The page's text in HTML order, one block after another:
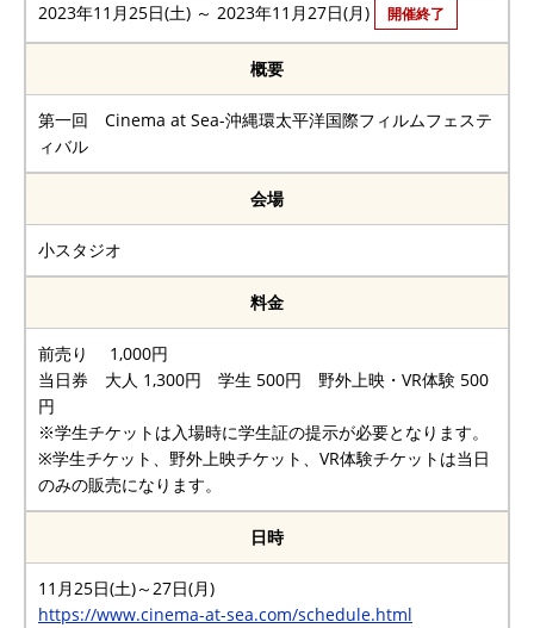
2023年11月25日(土) ～ 2023年11月27日(月) 開催終了
概要
第一回 Cinema at Sea-沖縄環太平洋国際フィルムフェステ
ィバル
会場
小スタジオ
料金
前売り 1,000円
当日券 大人 1,300円 学生 500円 野外上映・VR体験 500
円
※学生チケットは入場時に学生証の提示が必要となります。
※学生チケット、野外上映チケット、VR体験チケットは当日
のみの販売になります。
日時
11月25日(土)～27日(月)
https://www.cinema-at-sea.com/schedule.html